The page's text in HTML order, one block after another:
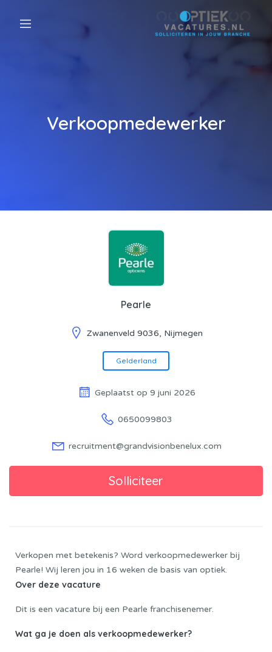
Verkoopmedewerker
Pearle
Zwanenveld 9036, Nijmegen
Gelderland
Geplaatst op 9 juni 2026
0650099803
recruitment@grandvisionbenelux.com
Verkopen met betekenis? Word verkoopmedewerker bij
Pearle! Wij leren jou in 16 weken de basis van optiek.
Over deze vacature
Dit is een vacature bij een Pearle franchisenemer.
Wat ga je doen als verkoopmedewerker?